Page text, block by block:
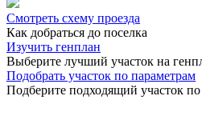
Смотреть схему проезда
Как добраться до поселка
Изучить генплан
Выберите лучший участок на
Подобрать участок по параметрам
Подберите подходящий участок